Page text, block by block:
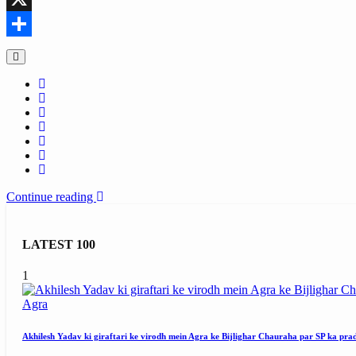
X
Share
Continue reading
LATEST 100
1
Agra
Akhilesh Yadav ki giraftari ke virodh mein Agra ke Bijlighar Chauraha par SP ka